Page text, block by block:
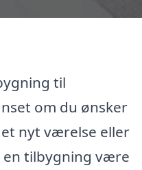
til
om du ønsker
nyt værelse eller
en tilbygning være